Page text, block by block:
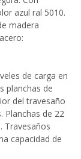
azul ral 5010.
madera
de carga en
planchas de
del travesaño
Planchas de 22
Travesaños
capacidad de